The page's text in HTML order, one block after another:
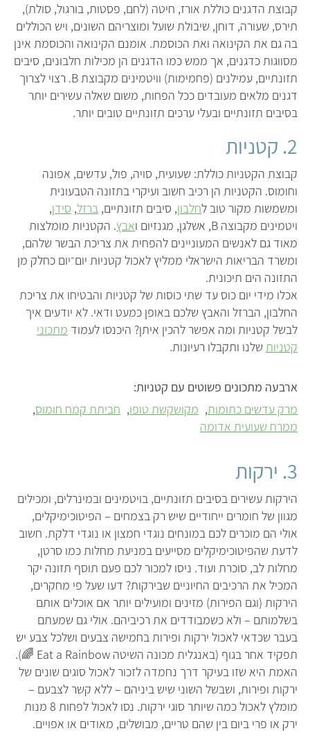
קבוצת הדגנים כוללת אורז, חיטה (לחם, פסטות, בורגול, סולת),
תירס, שעורה, דוחן, שיבולת שועל ומוצריהם השונים, ויש הכוללים
בה גם את הקינואה ואת הכוסמת. אומנם הקינואה והכוסמת אינן
מסווגות כדגנים, אך ממש כמו הדגנים הן מכילות חלבונים, סיבים
תזונתיים, עמילנים (פחמימות) וויטמינים מקבוצת B. רצוי לצרוך
דגנים מלאים מעובדים ככל הפחות, משום שאלה עשירים יותר
בסיבים תזונתיים ובעלי ערכים תזונתיים טובים יותר.
2. קטניות
קבוצת הקטניות כוללת: שעועית, סויה, פול, עדשים, אפונה
וחומוס. הקטניות הן רכיב חשוב ועיקרי בתזונה הטבעונית
ומשמשות מקור טוב לחלבון, סיבים תזונתיים, ברזל, סידן,
ויטמינים מקבוצה B, אשלגן, מגנזיום ו
אבץ. הקטניות מומלצות
מאוד גם לאנשים המעוניינים להפחית את צריכת הבשר שלהם,
ומשרד הבריאות הישראלי ממליץ לאכול קטניות יום־יום כחלק מן
התזונה הים תיכונית.
אכלו מידי יום כוס עד שתי כוסות של קטניות והבטיחו את צריכת
החלבון, הברזל והאבץ שלכם באופן כמעט ודאי. לא יודעים איך
לבשל קטניות ומה אפשר להכין איתן? היכנסו לעמוד מתכוני
קטניותשלנו ותקבלו רעיונות.
ארבעה מתכונים פשוטים עם קטניות:
מרק עדשים כתומות
מקושקשת טופו
חביתת קמח חומוס
ממרח שעועית אדומה
3. ירקות
הירקות עשירים בסיבים תזונתיים, בויטמינים ובמינרלים, ומכילים
מגוון של חומרים ייחודיים שיש רק בצמחים – הפיטוכימיקלים,
אולי הם מוכרים לכם במונחים נוגדי חמצון או נוגדי דלקת. חשוב
לדעת שהפיטוכימיקלים מסייעים במניעת מחלות כמו סרטן,
מחלות לב, סוכרת ועוד. ניסו למכור לכם פעם תוסף תזונה יקר
המכיל את הרכיבים החיוניים שבירקות? דעו שעל פי מחקרים,
הירקות (וגם הפירות) מזינים ומועילים יותר אם אוכלים אותם
בשלמותם – ולא כשמבודדים את רכיביהם. אולי גם שמעתם
בעבר שכדאי לאכול ירקות ופירות בחמישה צבעים ושלכל צבע יש
תפקיד אחר בגוף (באנגלית מכונה השיטה Eat a Rainbow 🌈).
האמת היא שזו בעיקר דרך נחמדה לזכור לאכול סוגים שונים של
ירקות ופירות, ושבשל השוני שיש ביניהם – ללא קשר לצבעם –
מומלץ לאכול כמה שיותר סוגי ירקות. נסו לאכול לפחות 8 מנות
ירק או פרי ביום בין שהם טריים, מבושלים, מאודים או אפויים.